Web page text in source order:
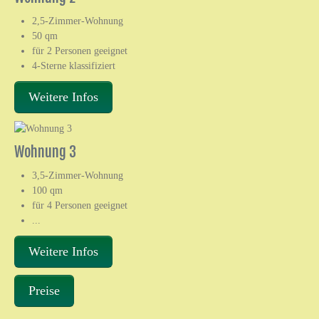
2,5-Zimmer-Wohnung
50 qm
für 2 Personen geeignet
4-Sterne klassifiziert
Weitere Infos
Wohnung 3
3,5-Zimmer-Wohnung
100 qm
für 4 Personen geeignet
...
Weitere Infos
Preise